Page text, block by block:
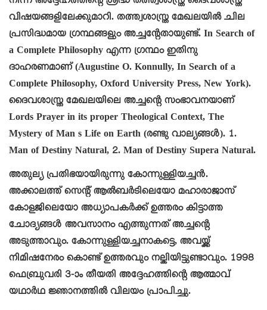
വിഷയങ്ങളിലേക്കുമാറി. തത്ത്വശാസ്ത്ര മേഖലയിൽ ചില
പ്രസിദ്ധമായ ഗ്രന്ഥങ്ങളും അച്ചന്റേതായുണ്ട്. In Search of
a Complete Philosophy എന്ന ഗ്രന്ഥം ഇതിനു
ദാഹരണമാണ് (Augustine O. Konnully, In Search of a
Complete Philosophy, Oxford University Press, New York).
ദൈവശാസ്ത്ര മേഖലയിലെ അച്ചന്റെ സംഭാവനയാണ്
Lords Prayer in its proper Theological Context, The
Mystery of Man s Life on Earth (രണ്ടു വാല്യങ്ങൾ). 1.
Man of Destiny Natural, 2. Man of Destiny Supera Natural.
അതുല്യ പ്രതിഭയായിരുന്നു കോന്നുള്ളിയച്ചൻ.
അക്കാലത്ത് സെന്റ് ആൽബർടിലെയോ മഹാരാജാസ്
കോളജിലെയോ അധ്യാപകർക്ക് ഉത്തരം കിട്ടാത്ത
ചോദ്യങ്ങൾ അവസാനം എത്തുന്നത് അച്ചന്റെ
അടുത്താവും. കോന്നുള്ളിയച്ചനാകട്ടെ, അവയ്ക്ക്
നിമിഷനേരം കൊണ്ട് ഉത്തരവും നല്കിയിട്ടുണ്ടാവും. 1998
ഫെബ്രുവരി 3-ാം തീയതി അദ്ദേഹത്തിന്റെ ആത്മാവ്
യഥാർഥ ജ്ഞാനത്തിൽ വിലയം പ്രാപിച്ചു.